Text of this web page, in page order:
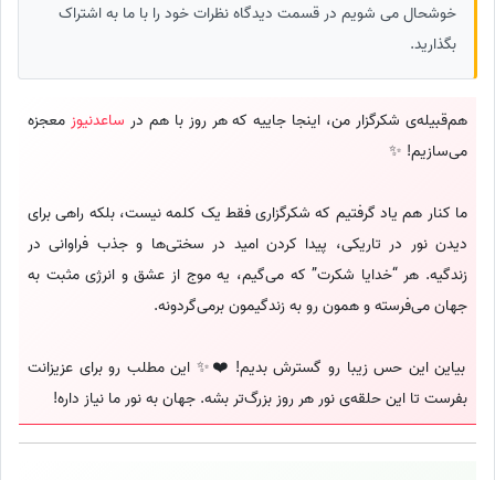
خوشحال می شویم در قسمت دیدگاه نظرات خود را با ما به اشتراک
بگذارید.
هم‌قبیله‌ی شکرگزار من، اینجا جاییه که هر روز با هم در ساعدنیوز معجزه
می‌سازیم! ✨
ما کنار هم یاد گرفتیم که شکرگزاری فقط یک کلمه نیست، بلکه راهی برای
دیدن نور در تاریکی، پیدا کردن امید در سختی‌ها و جذب فراوانی در
زندگیه. هر “خدایا شکرت” که می‌گیم، یه موج از عشق و انرژی مثبت به
جهان می‌فرسته و همون رو به زندگیمون برمی‌گردونه.
بیاین این حس زیبا رو گسترش بدیم! ❤️✨ این مطلب رو برای عزیزانت
بفرست تا این حلقه‌ی نور هر روز بزرگ‌تر بشه. جهان به نور ما نیاز داره!